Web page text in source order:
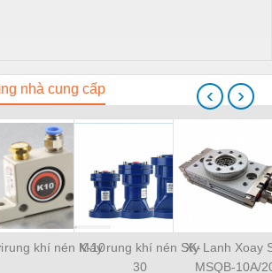
nhà cung cấp
rung khí nén K-10Máy rung khí nén SK-
30
Xy Lanh Xoay
MSQB-10A/
‹ ›